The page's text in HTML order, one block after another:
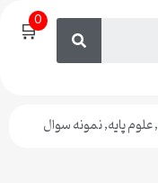
🛒0
,علوم پایه,نمونه سوال